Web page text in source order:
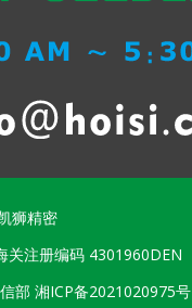
狮精密
关注册编码 4301960DEN
部 湘ICP备2021020975号